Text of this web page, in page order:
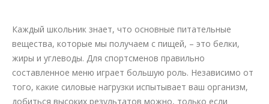
Каждый школьник знает, что основные питательные
вещества, которые мы получаем с пищей, – это белки,
жиры и углеводы. Для спортсменов правильно
составленное меню играет большую роль. Независимо от
того, какие силовые нагрузки испытывает ваш организм,
добиться высоких результатов можно, только если